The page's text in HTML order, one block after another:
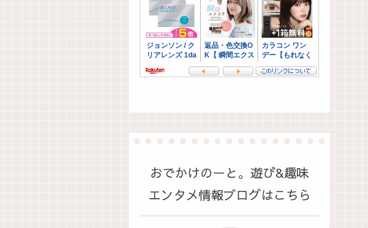
おでかけのーと。遊び&趣味
エンタメ情報ブログはこちら